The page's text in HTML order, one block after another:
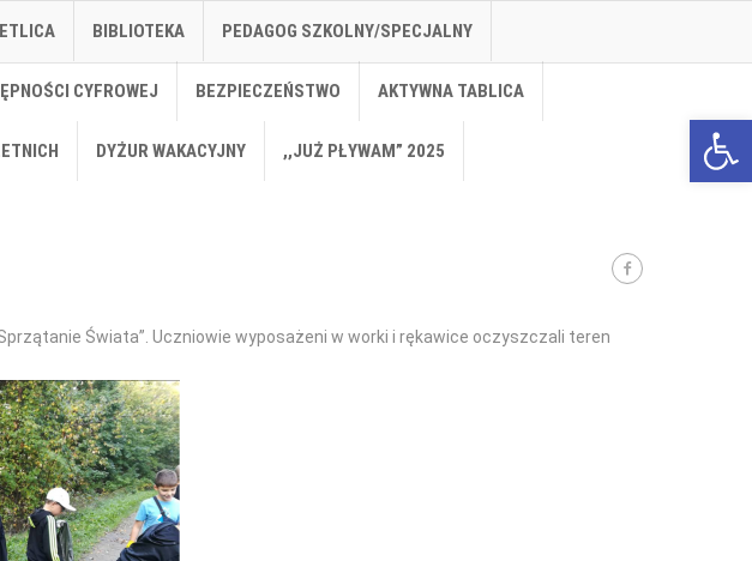
BIBLIOTEKA PEDAGOG SZKOLNY/SPECJALNY
CYFROWEJ BEZPIECZEŃSTWO AKTYWNA TABLICA
DYŻUR WAKACYJNY ,,JUŻ PŁYWAM” 2025
Świata”. Uczniowie wyposażeni w worki i rękawice oczyszczali teren